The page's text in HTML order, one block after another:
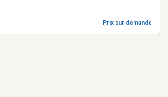
Prix sur demande